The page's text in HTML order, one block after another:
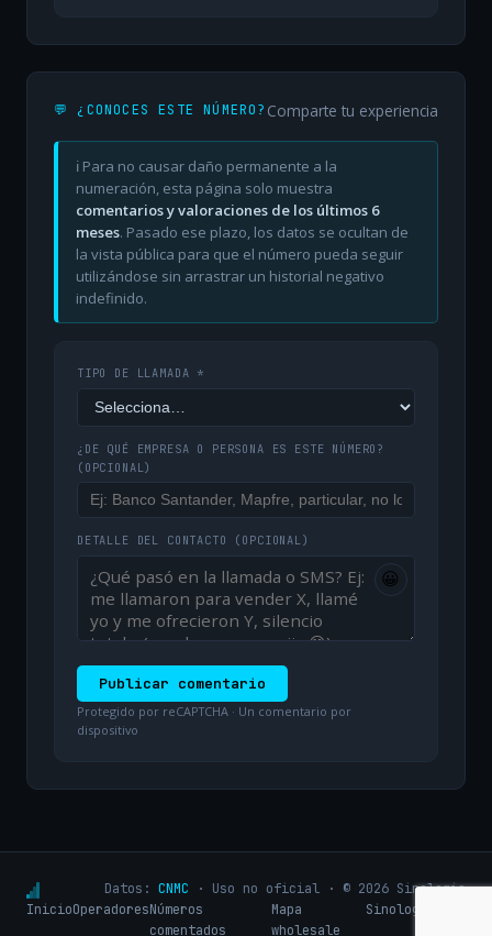
💬 ¿CONOCES ESTE NÚMERO? Comparte tu experiencia
ℹ️ Para no causar daño permanente a la
numeración, esta página solo muestra
comentarios y valoraciones de los últimos 6
meses. Pasado ese plazo, los datos se ocultan de
la vista pública para que el número pueda seguir
utilizándose sin arrastrar un historial negativo
indefinido.
TIPO DE LLAMADA *
¿DE QUÉ EMPRESA O PERSONA ES ESTE NÚMERO?
(OPCIONAL)
DETALLE DEL CONTACTO (OPCIONAL)
😀
Publicar comentario
Protegido por reCAPTCHA · Un comentario por
dispositivo
Datos: CNMC · Uso no oficial · © 2026 Sinologic
InicioOperadoresNúmeros
comentados
Mapa
wholesale
Sinologic.net